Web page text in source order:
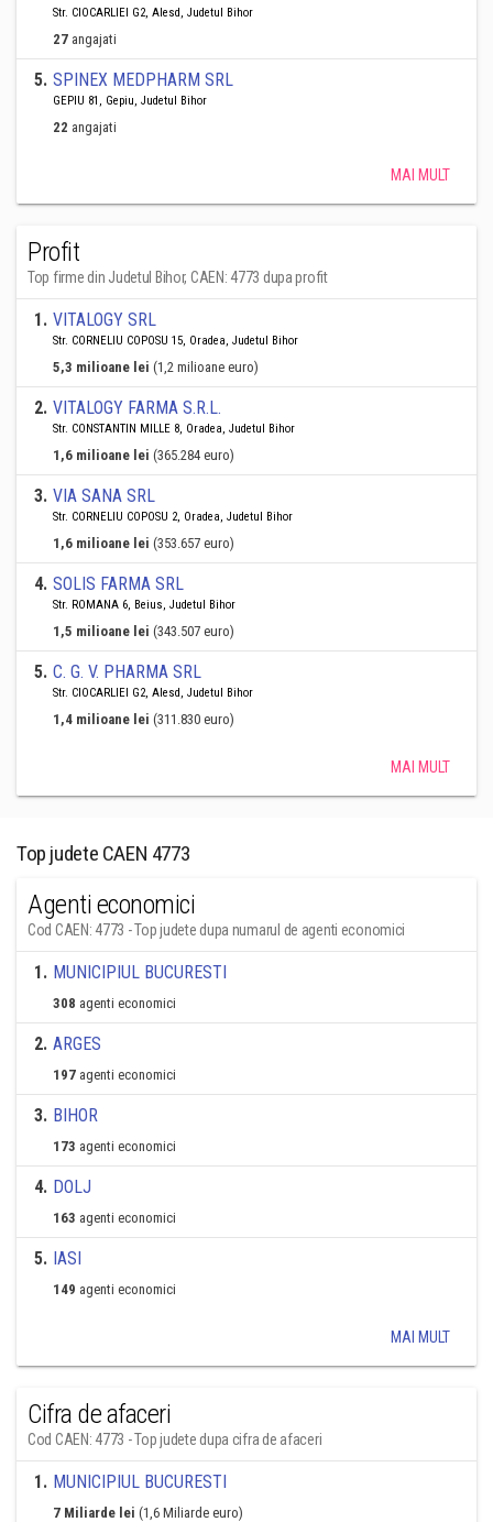
Str. CIOCARLIEI G2, Alesd, Judetul Bihor
27 angajati
5. SPINEX MEDPHARM SRL
GEPIU 81, Gepiu, Judetul Bihor
22 angajati
MAI MULT
Profit
Top firme din Judetul Bihor, CAEN: 4773 dupa profit
1. VITALOGY SRL
Str. CORNELIU COPOSU 15, Oradea, Judetul Bihor
5,3 milioane lei (1,2 milioane euro)
2. VITALOGY FARMA S.R.L.
Str. CONSTANTIN MILLE 8, Oradea, Judetul Bihor
1,6 milioane lei (365.284 euro)
3. VIA SANA SRL
Str. CORNELIU COPOSU 2, Oradea, Judetul Bihor
1,6 milioane lei (353.657 euro)
4. SOLIS FARMA SRL
Str. ROMANA 6, Beius, Judetul Bihor
1,5 milioane lei (343.507 euro)
5. C. G. V. PHARMA SRL
Str. CIOCARLIEI G2, Alesd, Judetul Bihor
1,4 milioane lei (311.830 euro)
MAI MULT
Top judete CAEN 4773
Agenti economici
Cod CAEN: 4773 - Top judete dupa numarul de agenti economici
1. MUNICIPIUL BUCURESTI
308 agenti economici
2. ARGES
197 agenti economici
3. BIHOR
173 agenti economici
4. DOLJ
163 agenti economici
5. IASI
149 agenti economici
MAI MULT
Cifra de afaceri
Cod CAEN: 4773 - Top judete dupa cifra de afaceri
1. MUNICIPIUL BUCURESTI
7 Miliarde lei (1,6 Miliarde euro)